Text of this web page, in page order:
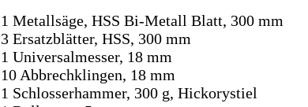
1 Metallsäge, HSS Bi-Metall Blatt, 300 mm
3 Ersatzblätter, HSS, 300 mm
1 Universalmesser, 18 mm
10 Abbrechklingen, 18 mm
1 Schlosserhammer, 300 g, Hickorystiel